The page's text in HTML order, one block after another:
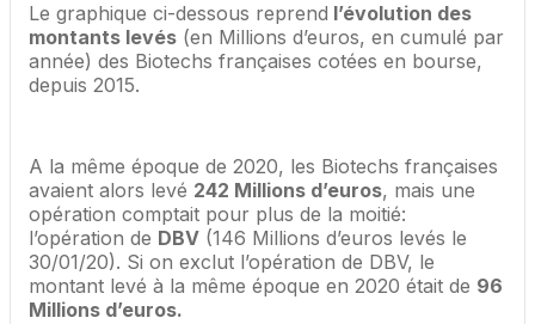
Le graphique ci-dessous reprend l’évolution des
montants levés (en Millions d’euros, en cumulé par
année) des Biotechs françaises cotées en bourse,
depuis 2015.
A la même époque de 2020, les Biotechs françaises
avaient alors levé 242 Millions d’euros, mais une
opération comptait pour plus de la moitié:
l’opération de DBV (146 Millions d’euros levés le
30/01/20). Si on exclut l’opération de DBV, le
montant levé à la même époque en 2020 était de 96
Millions d’euros.